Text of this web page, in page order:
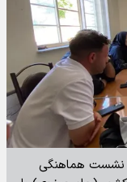
نشست هماهنگی